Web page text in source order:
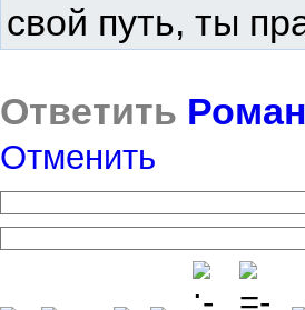
свой путь, ты
Ответить Роман
Отменить